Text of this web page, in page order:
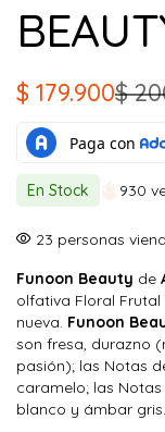
$
El
precio
original
era:
$ 200.000.
$ 179.900
El
precio
actual
es:
$ 179.900.
En Stock 930
23 personas
Funoon Beauty de
olfativa Floral
nueva. Funoon
son fresa, durazno
pasión); las Notas
caramelo; las
blanco y ámbar gris.